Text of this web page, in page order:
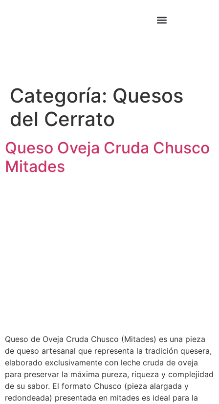
Categoría: Quesos
del Cerrato
Queso Oveja Cruda Chusco
Mitades
Queso de Oveja Cruda Chusco (Mitades) es una pieza
de queso artesanal que representa la tradición quesera,
elaborado exclusivamente con leche cruda de oveja
para preservar la máxima pureza, riqueza y complejidad
de su sabor. El formato Chusco (pieza alargada y
redondeada) presentada en mitades es ideal para la